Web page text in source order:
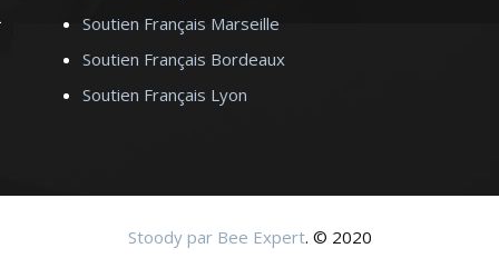
Soutien Français Marseille
Soutien Français Bordeaux
Soutien Français Lyon
Stoody par Bee Expert. © 2020